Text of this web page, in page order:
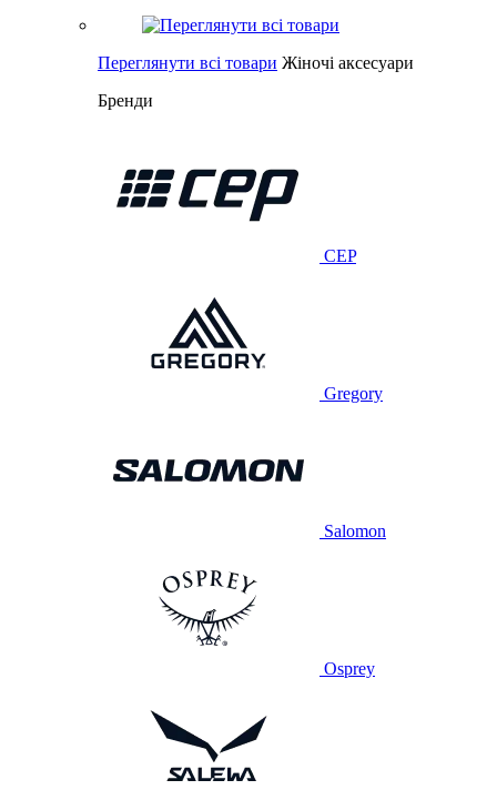
Переглянути всі товари Жіночі аксесуари
Бренди
CEP
Gregory
Salomon
Osprey